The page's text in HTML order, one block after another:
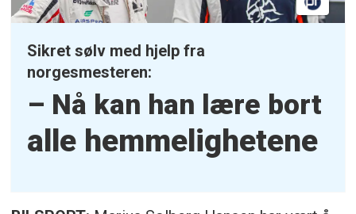
Sikret sølv med hjelp fra
norgesmesteren:
– Nå kan han lære bort
alle hemmelighetene